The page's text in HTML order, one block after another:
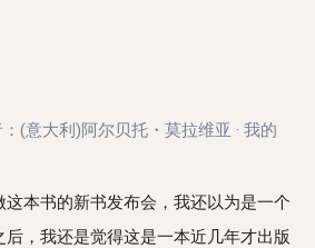
(意大利)阿尔贝托・莫拉维亚 · 我的
本书的新书发布会，我还以为是一个
，我还是觉得这是一本近几年才出版